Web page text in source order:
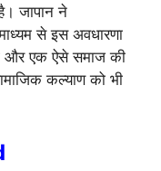
जापान ने
से इस अवधारणा
और एक ऐसे समाज की
कल्याण को भी